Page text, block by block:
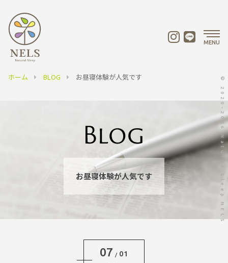
MENU
ホーム BLOG お昼寝体験が人気です
お昼寝体験が人気です
07 / 01
© 2020-2026 Natural Sleep NELS